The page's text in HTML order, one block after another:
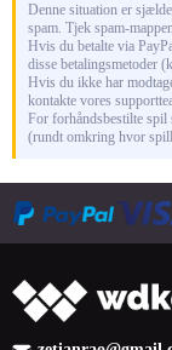
Denne situation er
spam. Tjek spam-
Hvis du betalte via
disse betalingsmetoder
Hvis du ikke har
kontakte vores
For forhåndsbestilte spil
(rundt omkring hvor